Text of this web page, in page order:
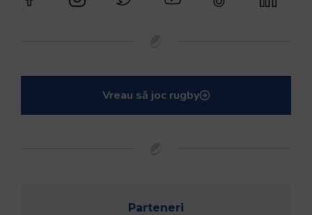
Vreau să joc rugby
Parteneri